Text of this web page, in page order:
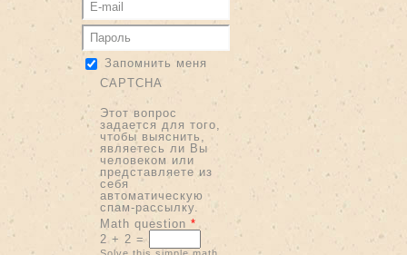
Запомнить меня
CAPTCHA
Этот вопрос
задается для того,
чтобы выяснить,
являетесь ли Вы
человеком или
представляете из
себя
автоматическую
спам-рассылку.
Math question *
2 + 2 =
Solve this simple math